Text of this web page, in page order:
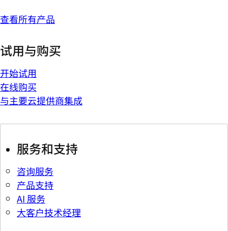
查看所有产品
试用与购买
开始试用
在线购买
与主要云提供商集成
服务和支持
咨询服务
产品支持
AI 服务
大客户技术经理